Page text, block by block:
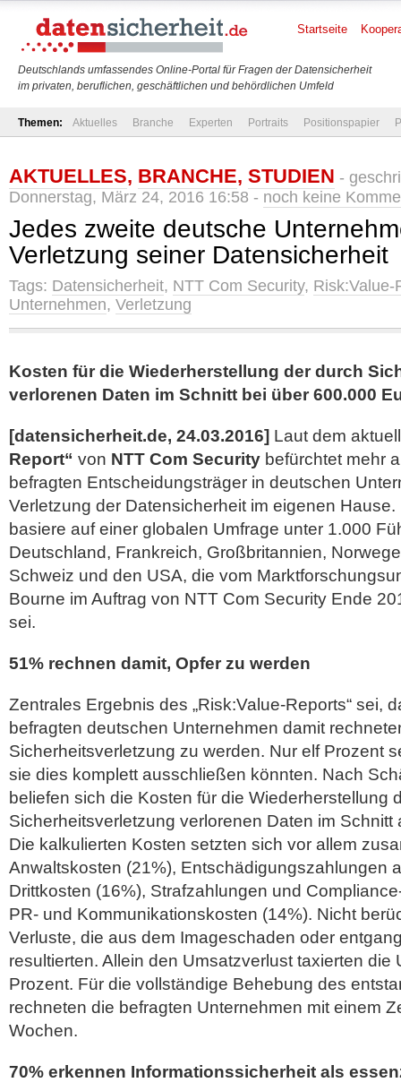
Deutschlands umfassendes Online-Portal für Fragen der Datensicherheit
im privaten, beruflichen, geschäftlichen und behördlichen Umfeld
Startseite
Themen: Aktuelles Branche Experten Portraits Positionspapier
AKTUELLES, BRANCHE, STUDIEN -
Donnerstag, März 24, 2016 16:58 - noch keine
Jedes zweite deutsche
Verletzung seiner Datensicherheit
Tags: Datensicherheit, NTT Com Security, Risk:Value-
Unternehmen, Verletzung
Kosten für die Wiederherstellung der durch
verlorenen Daten im Schnitt bei über 600.000
[datensicherheit.de, 24.03.2016] Laut dem
Report“ von NTT Com Security befürchtet mehr
befragten Entscheidungsträger in deutschen
Verletzung der Datensicherheit im eigenen
basiere auf einer globalen Umfrage unter 1.000
Deutschland, Frankreich, Großbritannien,
Schweiz und den USA, die vom
Bourne im Auftrag von NTT Com Security Ende
sei.
51% rechnen damit, Opfer zu werden
Zentrales Ergebnis des „Risk:Value-Reports“ sei,
befragten deutschen Unternehmen damit
Sicherheitsverletzung zu werden. Nur elf Prozent
sie dies komplett ausschließen könnten. Nach
beliefen sich die Kosten für die Wiederherstellung
Sicherheitsverletzung verlorenen Daten im Schnitt
Die kalkulierten Kosten setzten sich vor allem
Anwaltskosten (21%), Entschädigungszahlungen
Drittkosten (16%), Strafzahlungen und
PR- und Kommunikationskosten (14%). Nicht
Verluste, die aus dem Imageschaden oder
resultierten. Allein den Umsatzverlust taxierten die
Prozent. Für die vollständige Behebung des
rechneten die befragten Unternehmen mit einem
Wochen.
70% erkennen Informationssicherheit als